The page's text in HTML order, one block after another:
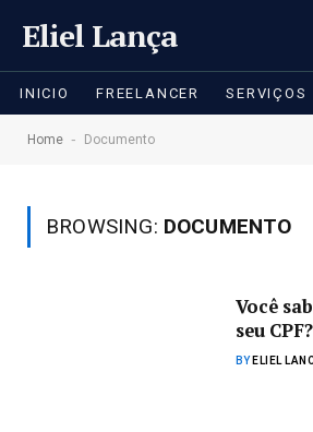
Eliel Lança
INICIO FREELANCER SERVIÇOS
Home - Documento
BROWSING: DOCUMENTO
Você
seu CPF?
BY ELIEL